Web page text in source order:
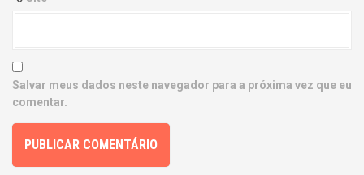
Salvar meus dados neste navegador para a próxima vez que eu
comentar.